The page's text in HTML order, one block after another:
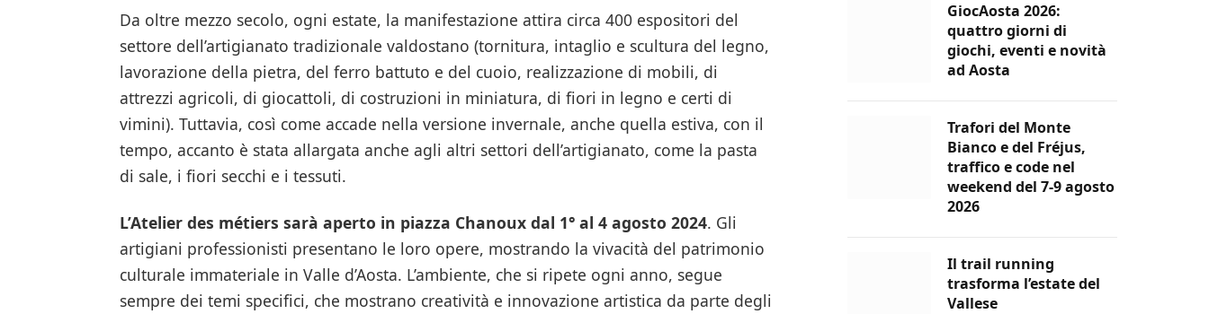
Da oltre mezzo secolo, ogni estate, la manifestazione attira circa 400 espositori del
settore dell’artigianato tradizionale valdostano (tornitura, intaglio e scultura del legno,
lavorazione della pietra, del ferro battuto e del cuoio, realizzazione di mobili, di
attrezzi agricoli, di giocattoli, di costruzioni in miniatura, di fiori in legno e certi di
vimini). Tuttavia, così come accade nella versione invernale, anche quella estiva, con il
tempo, accanto è stata allargata anche agli altri settori dell’artigianato, come la pasta
di sale, i fiori secchi e i tessuti.
L’Atelier des métiers sarà aperto in piazza Chanoux dal 1° al 4 agosto 2024. Gli
artigiani professionisti presentano le loro opere, mostrando la vivacità del patrimonio
culturale immateriale in Valle d’Aosta. L’ambiente, che si ripete ogni anno, segue
sempre dei temi specifici, che mostrano creatività e innovazione artistica da parte degli
GiocAosta 2026:
quattro giorni di
giochi, eventi e novità
ad Aosta
Trafori del Monte
Bianco e del Fréjus,
traffico e code nel
weekend del 7-9 agosto
2026
Il trail running
trasforma l’estate del
Vallese